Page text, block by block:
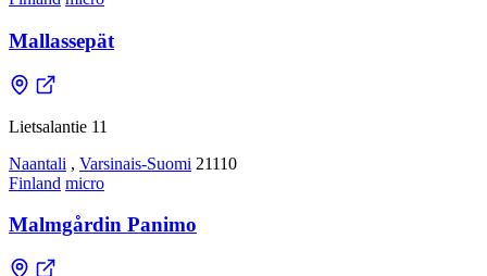
Mallassepät
Lietsalantie 11
Naantali , Varsinais-Suomi 21110
Finland micro
Malmgårdin Panimo